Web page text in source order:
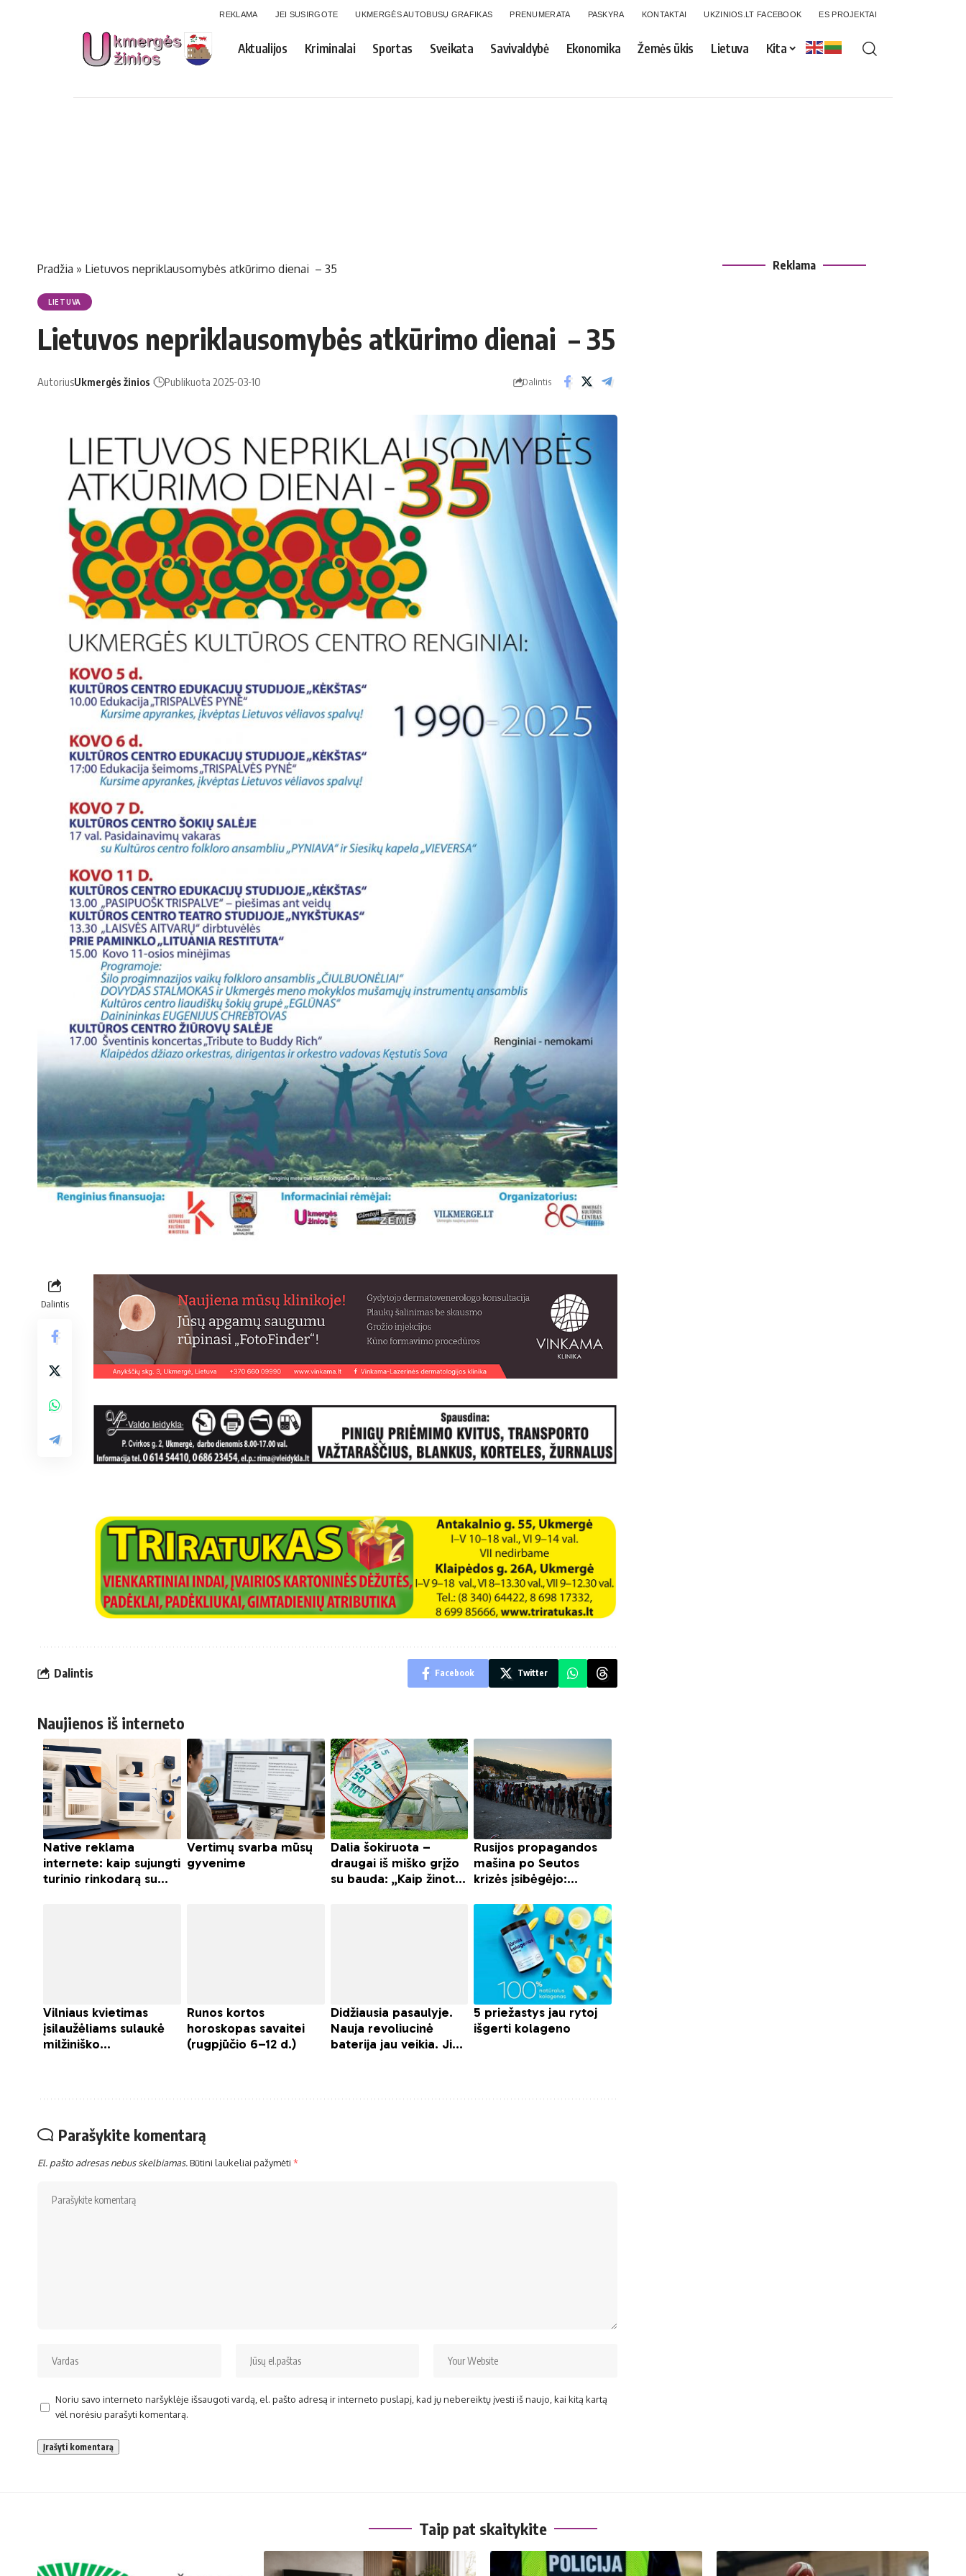
REKLAMA JEI SUSIRGOTE UKMERGĖS AUTOBUSŲ GRAFIKAS PRENUMERATA PASKYRA KONTAKTAI UKZINIOS.LT FACEBOOK ES PROJEKTAI
Aktualijos Kriminalai Sportas Sveikata Savivaldybė Ekonomika Žemės ūkis Lietuva Kita
Pradžia » Lietuvos nepriklausomybės atkūrimo dienai – 35
LIETUVA
Lietuvos nepriklausomybės atkūrimo dienai – 35
AutoriusUkmergės žinios Publikuota 2025-03-10 Dalintis
Dalintis
Dalintis Facebook Twitter
Naujienos iš interneto
Parašykite komentarą
El. pašto adresas nebus skelbiamas.Būtini laukeliai pažymėti *
Noriu savo interneto naršyklėje išsaugoti vardą, el. pašto adresą ir interneto puslapį, kad jų nebereiktų įvesti iš naujo, kai kitą kartą
vėl norėsiu parašyti komentarą.
Reklama
Taip pat skaitykite